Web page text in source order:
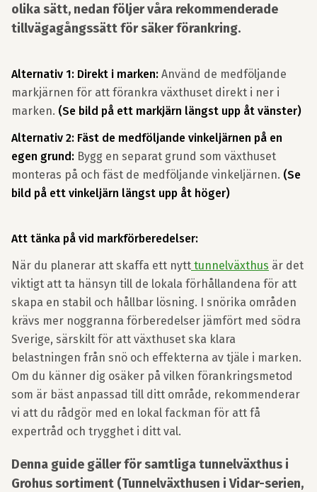
olika sätt, nedan följer våra rekommenderade
tillvägagångssätt för säker förankring.
Alternativ 1: Direkt i marken: Använd de medföljande
markjärnen för att förankra växthuset direkt i ner i
marken. (Se bild på ett markjärn längst upp åt vänster)
Alternativ 2: Fäst de medföljande vinkeljärnen på en
egen grund: Bygg en separat grund som växthuset
monteras på och fäst de medföljande vinkeljärnen. (Se
bild på ett vinkeljärn längst upp åt höger)
Att tänka på vid markförberedelser:
När du planerar att skaffa ett nytt tunnelväxthus är det
viktigt att ta hänsyn till de lokala förhållandena för att
skapa en stabil och hållbar lösning. I snörika områden
krävs mer noggranna förberedelser jämfört med södra
Sverige, särskilt för att växthuset ska klara
belastningen från snö och effekterna av tjäle i marken.
Om du känner dig osäker på vilken förankringsmetod
som är bäst anpassad till ditt område, rekommenderar
vi att du rådgör med en lokal fackman för att få
expertråd och trygghet i ditt val.
Denna guide gäller för samtliga tunnelväxthus i
Grohus sortiment (Tunnelväxthusen i Vidar-serien,